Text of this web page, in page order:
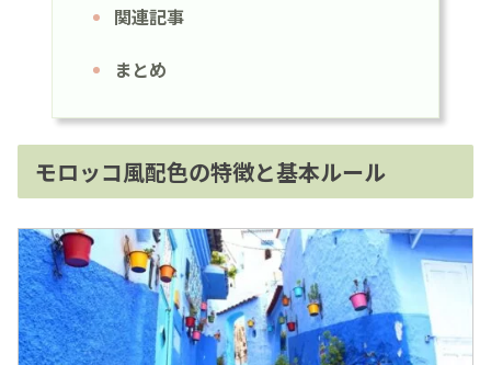
関連記事
まとめ
モロッコ風配色の特徴と基本ルール